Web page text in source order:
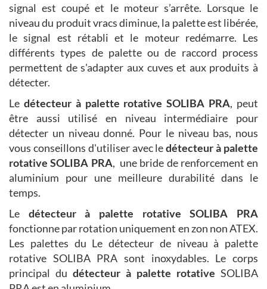
signal est coupé et le moteur s’arrête. Lorsque le
niveau du produit vracs diminue, la palette est libérée,
le signal est rétabli et le moteur redémarre. Les
différents types de palette ou de raccord process
permettent de s'adapter aux cuves et aux produits à
détecter.
Le détecteur à palette rotative SOLIBA PRA, peut
être aussi utilisé en niveau intermédiaire pour
détecter un niveau donné. Pour le niveau bas, nous
vous conseillons d'utiliser avec ledétecteur à palette
rotative SOLIBA PRA, une bride de renforcement en
aluminium pour une meilleure durabilité dans le
temps.
Le détecteur à palette rotative
SOLIBA PRA
fonctionne par rotation uniquement en zon non ATEX.
Les palettes du Le détecteur de niveau à palette
rotative SOLIBA PRA sont inoxydables. Le corps
principal du détecteur à palette rotative SOLIBA